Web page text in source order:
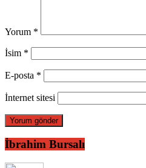
Yorum *
İsim *
E-posta *
İnternet sitesi
İbrahim Bursalı